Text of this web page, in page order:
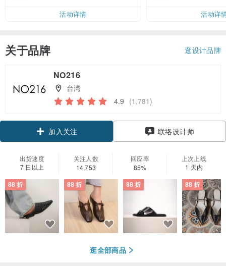
活动详情
活动详
关于品牌 逛设计品牌
NO216
台湾
4.9 (1,781)
加入关注 联络设计师
出货速度
7 日以上
关注人数
14,753
回应率
85%
上次上线
1 天内
88 折 88 折 88 折 88 折
逛全部商品